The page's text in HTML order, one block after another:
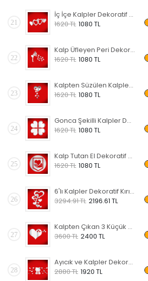
21
İç İçe Kalpler Dekoratif Kırılmaz Ayna
1620 TL 1080 TL
22
Kalp Üfleyen Peri Dekoratif Kırılmaz Ayna
1620 TL 1080 TL
23
Kalpten Süzülen Kalpler Dekoratif Kırılmaz Ayna
1620 TL 1080 TL
24
Gonca Şekilli Kalpler Dekoratif Kırılmaz Ayna
1620 TL 1080 TL
25
Kalp Tutan El Dekoratif Kırılmaz Ayna
1620 TL 1080 TL
26
6'lı Kalpler Dekoratif Kırılmaz Ayna
3294.91 TL 2196.61 TL
27
Kalpten Çıkan 3 Küçük Kalp Dekoratif Kırılmaz Ayna
3600 TL 2400 TL
28
Ayıcık ve Kalpler Dekoratif Kırılmaz Ayna
2880 TL 1920 TL